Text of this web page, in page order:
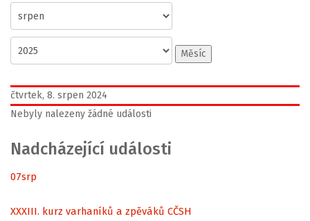
Měsíc
čtvrtek, 8. srpen 2024
Nebyly nalezeny žádné události
Nadcházející události
07srp
XXXIII. kurz varhaníků a zpěváků CČSH